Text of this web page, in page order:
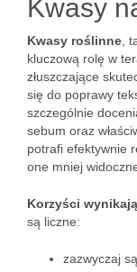
Kwasy
Kwasy roślinne ,
kluczową rolę w
złuszczające
się do poprawy
szczególnie
sebum oraz
potrafi efektywnie
one mniej
Korzyści
są liczne:
zazwyczaj